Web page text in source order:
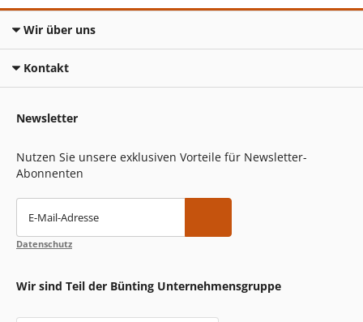
Wir über uns
Kontakt
Newsletter
Nutzen Sie unsere exklusiven Vorteile für Newsletter-
Abonnenten
E-Mail-Adresse
Datenschutz
Wir sind Teil der Bünting Unternehmensgruppe